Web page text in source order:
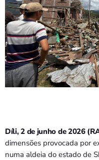
CONTACTOS
PORTUGUÊS
TÉTUM
PORTUGUÊS
PRÓXIMOS
Bom dia RAFA
7:00 AM -
Díli, 2 de junho de 2026
dimensões provocada por
numa aldeia do estado de